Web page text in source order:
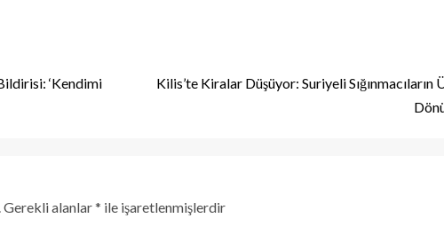
‘Kendimi
Kilis’te Kiralar Düşüyor: Suriyeli Sığınmacıların
Gerekli alanlar* ile işaretlenmişlerdir